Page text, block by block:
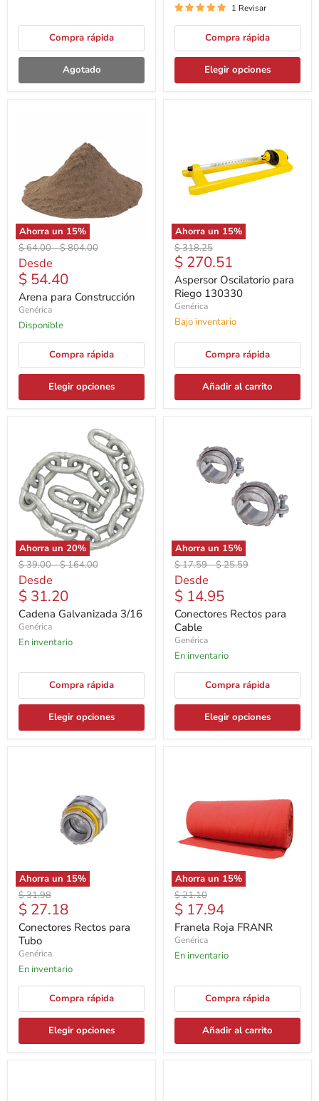
Compra rápida
Agotado
1 Revisar
Compra rápida
Elegir opciones
Ahorra un 15%
Precio
original
$ 64.00-Precio
$ 804.00
Desde
$ 54.40
Arena para Construcción
Genérica
Disponible
Compra rápida
Elegir opciones
Ahorra un 15%
Precio
original
$ 318.25
Precio
actual
$ 270.51
Aspersor Oscilatorio para
Riego 130330
Genérica
Bajo inventario
Compra rápida
Añadir al carrito
Ahorra un 20%
Precio
original
$ 39.00-Precio
$ 164.00
Desde
$ 31.20
Cadena Galvanizada 3/16
Genérica
En inventario
Compra rápida
Elegir opciones
Ahorra un 15%
Precio
original
$ 17.59-Precio
$ 25.59
Desde
$ 14.95
Conectores Rectos para
Cable
Genérica
En inventario
Compra rápida
Elegir opciones
Ahorra un 15%
Precio
original
$ 31.98
Precio
actual
$ 27.18
Conectores Rectos para
Tubo
Genérica
En inventario
Compra rápida
Elegir opciones
Ahorra un 15%
Precio
original
$ 21.10
Precio
actual
$ 17.94
Franela Roja FRANR
Genérica
En inventario
Compra rápida
Añadir al carrito